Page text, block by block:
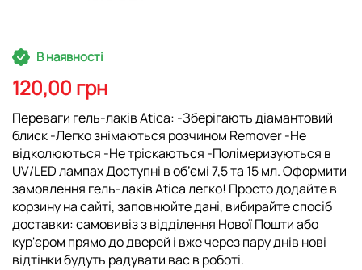
Перейти
до
початку
галереї
зображень
В наявності
120,00 грн
Переваги гель-лаків Atica: -Зберігають діамантовий
блиск -Легко знімаються розчином Remover -Не
відколюються -Не тріскаються -Полімеризуються в
UV/LED лампах Доступні в об’ємі 7,5 та 15 мл. Оформити
замовлення гель-лаків Atica легко! Просто додайте в
корзину на сайті, заповнюйте дані, вибирайте спосіб
доставки: самовивіз з відділення Нової Пошти або
кур'єром прямо до дверей і вже через пару днів нові
відтінки будуть радувати вас в роботі.